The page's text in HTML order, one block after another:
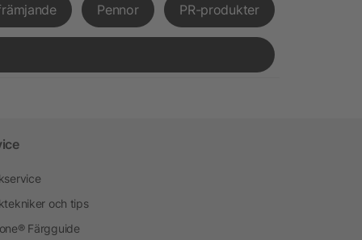
Pennor PR-produkter
och tips
Färgguide